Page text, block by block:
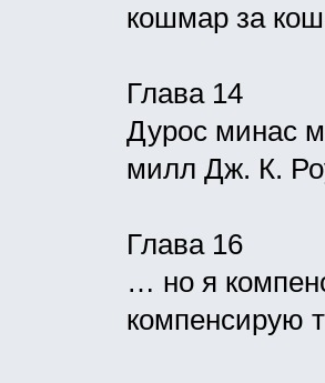
кошмар за
Глава 14
Дурос минас
милл Дж. К.
Глава 16
… но я
компенсирую